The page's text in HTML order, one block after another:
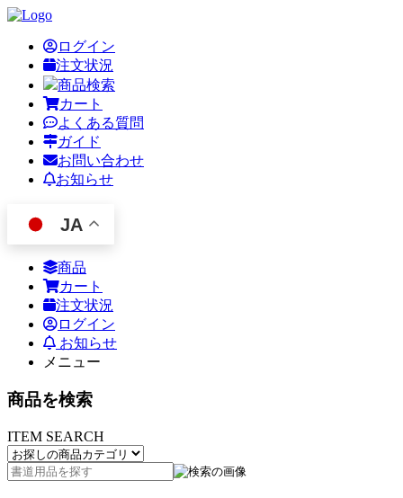
ログイン
注文状況
商品検索
カート
よくある質問
ガイド
お問い合わせ
お知らせ
JA
商品
カート
注文状況
ログイン
お知らせ
メニュー
商品を検索
ITEM SEARCH